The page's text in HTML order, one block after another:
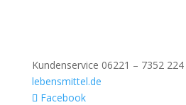
Kundenservice 06221 – 7352 224
lebensmittel.de
Facebook